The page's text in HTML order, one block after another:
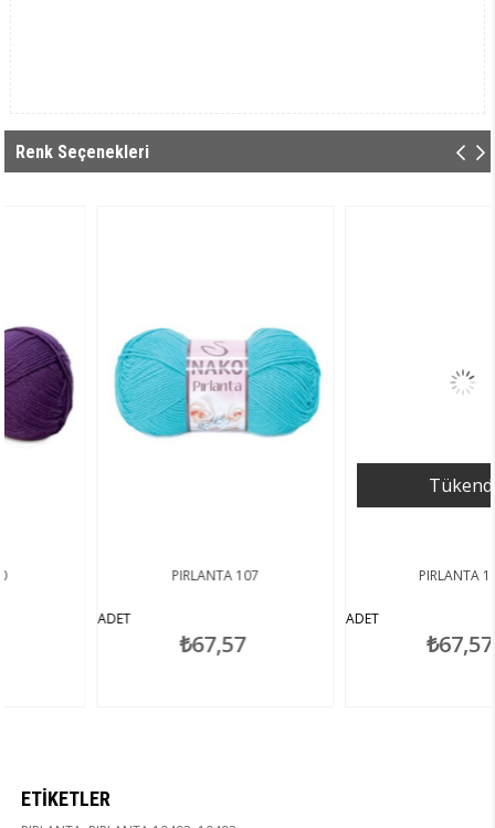
Renk Seçenekleri
PIRLANTA 107
₺67,57
Tükendi
PIRLANTA 130
₺67,57
ETIKETLER